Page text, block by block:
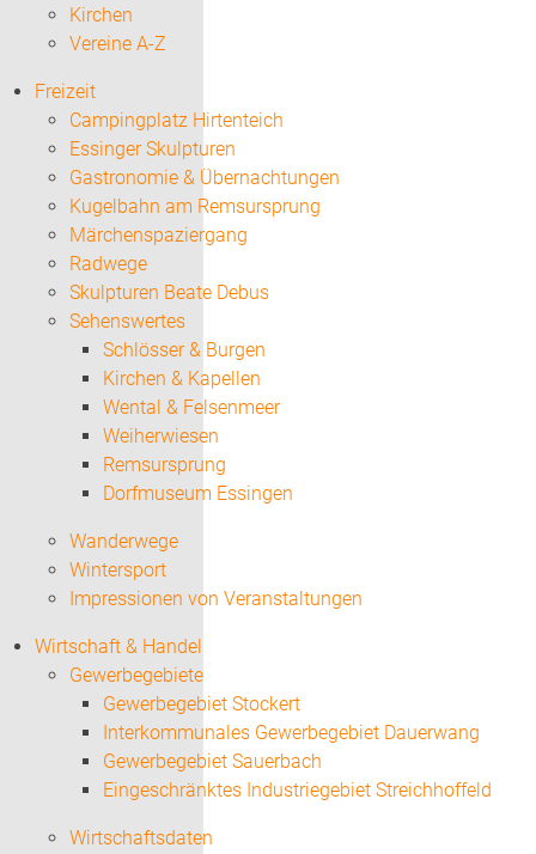
Kirchen
Vereine A-Z
Freizeit
Campingplatz Hirtenteich
Essinger Skulpturen
Gastronomie & Übernachtungen
Kugelbahn am Remsursprung
Märchenspaziergang
Radwege
Skulpturen Beate Debus
Sehenswertes
Schlösser & Burgen
Kirchen & Kapellen
Wental & Felsenmeer
Weiherwiesen
Remsursprung
Dorfmuseum Essingen
Wanderwege
Wintersport
Impressionen von Veranstaltungen
Wirtschaft & Handel
Gewerbegebiete
Gewerbegebiet Stockert
Interkommunales Gewerbegebiet Dauerwang
Gewerbegebiet Sauerbach
Eingeschränktes Industriegebiet Streichhoffeld
Wirtschaftsdaten